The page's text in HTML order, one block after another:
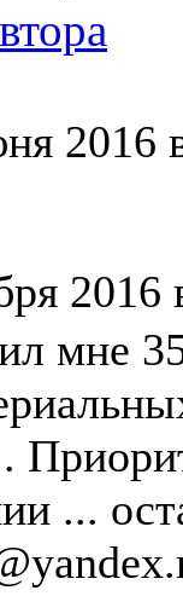
2016
2016
мне
...